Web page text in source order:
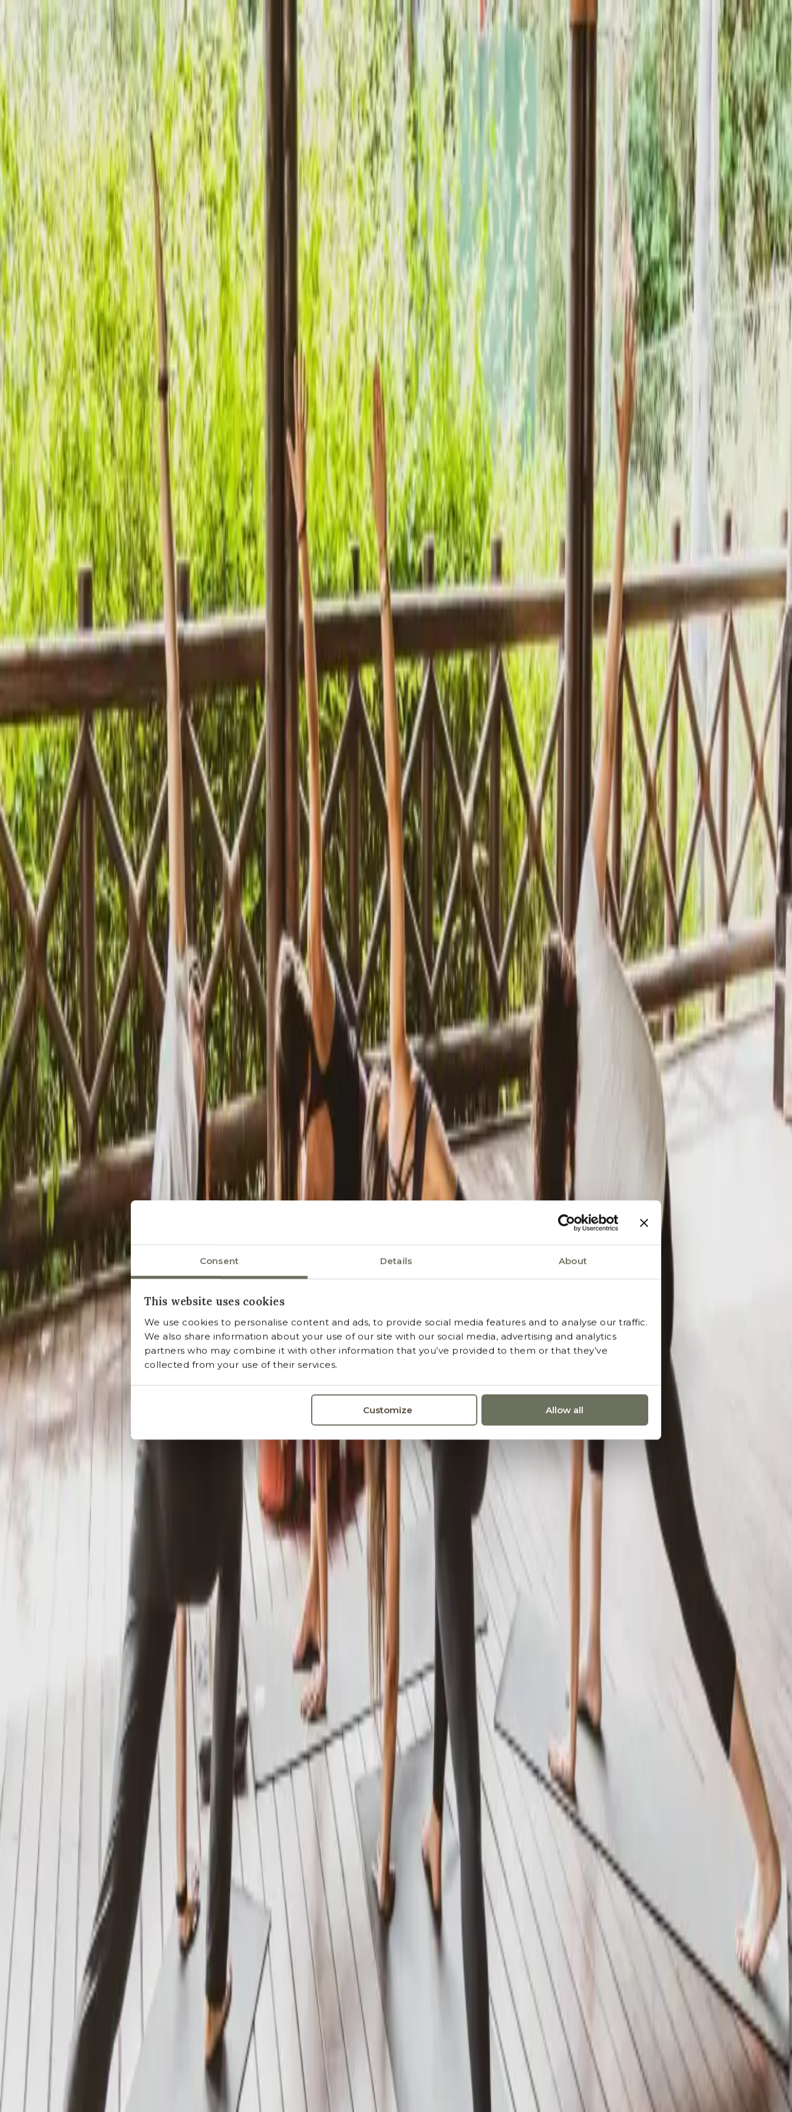
Consent Details About
This website uses cookies
We use cookies to personalise content and ads, to provide social media features and to analyse our traffic.
We also share information about your use of our site with our social media, advertising and analytics
partners who may combine it with other information that you’ve provided to them or that they’ve
collected from your use of their services.
Customize Allow all
Home
Over Ons
Retraites
Spa
Galerij
Contact
Marbella
Reserveren
Home
Marbella
Vind jouw balans in de bergen van Andalusië
Overzicht
Jouw Yoga Reis
Een gepersonaliseerde yoga-ervaring in een prachtige bergretraite
Vanaf 3 nachten
Sluit je aan bij onze Yoga Retraite in de serene landschappen van Spanje. We richten ons op de kunst en essentie van yoga, door bewuste ademhaling, verkwikkende oefeningen en meditatie te integreren voor een
transformerende reis die de dagelijkse spanningen verlicht. De energetische flow van yoga bevordert vriendelijkheid, geduld en respect, en vormt je interacties en persoonlijke energie.
Onze docenten bieden Vinyasa en Hatha yoga lessen aan in kleine groepen voor persoonlijke aandacht. Of je nu een beginner of expert bent, onze retraite biedt een adempauze van het moderne leven, waarbij
comfort en veiligheid voorop staan terwijl je beweging en mindfulness verkent.
Sluit je bij ons aan voor een verrijkende ervaring, waarbij je lichter en meer in vrede met jezelf en de wereld naar huis gaat.
Beschikbaarheid Bekijken